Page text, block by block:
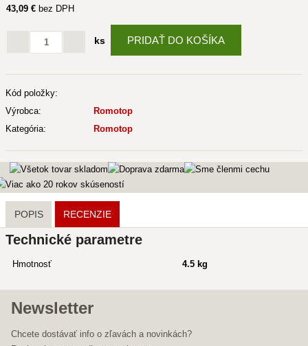
43,09 € bez DPH
ks PRIDAŤ DO KOŠÍKA
Kód položky:
Výrobca:
Romotop
Kategória:
Romotop
POPIS RECENZIE
Technické parametre
Hmotnosť 4.5 kg
Newsletter
Chcete dostávať info o zľavách a novinkách?